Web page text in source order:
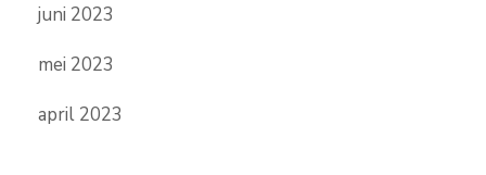
juni 2023
mei 2023
april 2023